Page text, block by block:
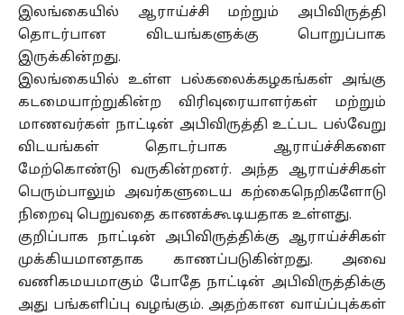
இலங்கையில் ஆராய்ச்சி மற்றும் அபிவிருத்தி
தொடர்பான விடயங்களுக்கு பொறுப்பாக
இருக்கின்றது.
இலங்கையில் உள்ள பல்கலைக்கழகங்கள் அங்கு
கடமையாற்றுகின்ற விரிவுரையாளர்கள் மற்றும்
மாணவர்கள் நாட்டின் அபிவிருத்தி உட்பட பல்வேறு
விடயங்கள் தொடர்பாக ஆராய்ச்சிகளை
மேற்கொண்டு வருகின்றனர். அந்த ஆராய்ச்சிகள்
பெரும்பாலும் அவர்களுடைய கற்கைநெறிகளோடு
நிறைவு பெறுவதை காணக்கூடியதாக உள்ளது.
குறிப்பாக நாட்டின் அபிவிருத்திக்கு ஆராய்ச்சிகள்
முக்கியமானதாக காணப்படுகின்றது. அவை
வணிகமயமாகும் போதே நாட்டின் அபிவிருத்திக்கு
அது பங்களிப்பு வழங்கும். அதற்கான வாய்ப்புக்கள்